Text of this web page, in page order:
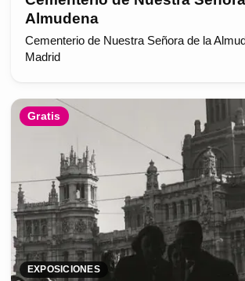
Almudena
Cementerio de Nuestra Señora de la
Madrid
Gratis
EXPOSICIONES